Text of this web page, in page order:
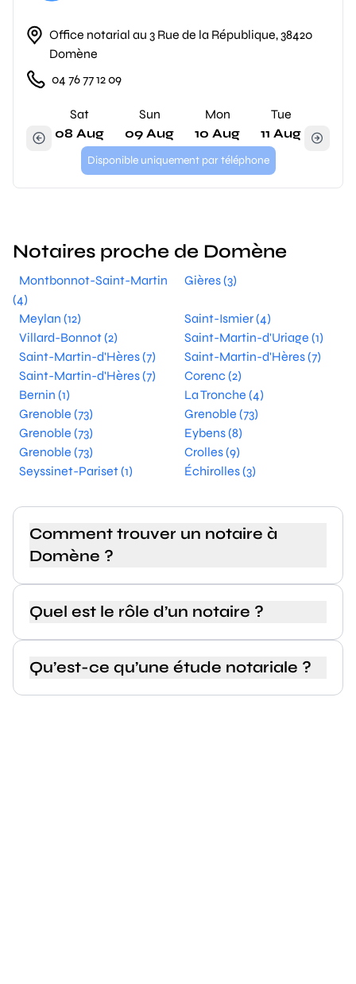
Office notarial au 3 Rue de la République, 38420
Domène
04 76 77 12 09
Sat
08 Aug
Sun
09 Aug
Mon
10 Aug
Tue
11 Aug
Disponible uniquement par téléphone
Notaires proche de Domène
Montbonnot-Saint-Martin
(4)
Gières (3)
Meylan (12)
Saint-Ismier (4)
Villard-Bonnot (2)
Saint-Martin-d'Uriage (1)
Saint-Martin-d'Hères (7)
Saint-Martin-d'Hères (7)
Saint-Martin-d'Hères (7)
Corenc (2)
Bernin (1)
La Tronche (4)
Grenoble (73)
Grenoble (73)
Grenoble (73)
Eybens (8)
Grenoble (73)
Crolles (9)
Seyssinet-Pariset (1)
Échirolles (3)
Comment trouver un notaire à
Domène ?
Quel est le rôle d’un notaire ?
Qu’est-ce qu’une étude notariale ?